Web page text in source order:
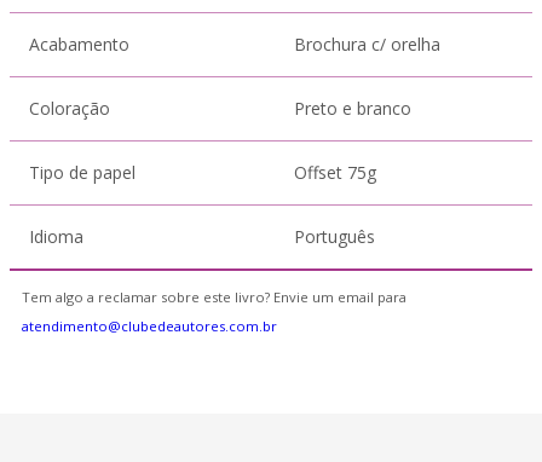
Acabamento Brochura c/ orelha
Coloração Preto e branco
Tipo de papel Offset 75g
Idioma Português
Tem algo a reclamar sobre este livro? Envie um email para
atendimento@clubedeautores.com.br